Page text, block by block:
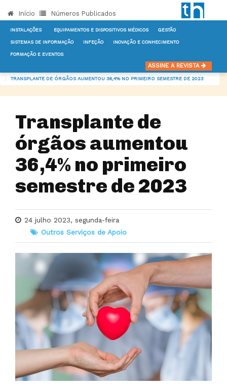
Início Números Publicados
INSTALAÇÕES EQUIPAMENTOS E DISPOSITIVOS MÉDICOS GESTÃO
SISTEMAS DE INFORMAÇÃO INFEÇÃO INOVAÇÃO E CONHECIMENTO
FORMAÇÃO E EVENTOS
ASSINE A REVISTA
TRANSPLANTE DE ÓRGÃOS AUMENTOU 36,4% NO PRIMEIRO SEMESTRE DE 2023
Transplante de
órgãos aumentou
36,4% no primeiro
semestre de 2023
24 julho 2023, segunda-feira
Outros Serviços de Apoio